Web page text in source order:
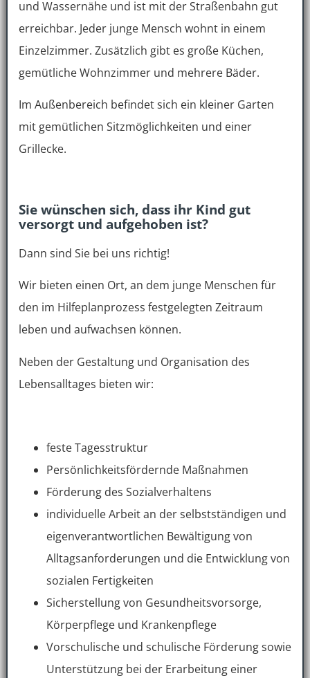
und Wassernähe und ist mit der Straßenbahn gut
erreichbar. Jeder junge Mensch wohnt in einem
Einzelzimmer. Zusätzlich gibt es große Küchen,
gemütliche Wohnzimmer und mehrere Bäder.
Im Außenbereich befindet sich ein kleiner Garten
mit gemütlichen Sitzmöglichkeiten und einer
Grillecke.
Sie wünschen sich, dass ihr Kind gut
versorgt und aufgehoben ist?
Dann sind Sie bei uns richtig!
Wir bieten einen Ort, an dem junge Menschen für
den im Hilfeplanprozess festgelegten Zeitraum
leben und aufwachsen können.
Neben der Gestaltung und Organisation des
Lebensalltages bieten wir:
feste Tagesstruktur
Persönlichkeitsfördernde Maßnahmen
Förderung des Sozialverhaltens
individuelle Arbeit an der selbstständigen und
eigenverantwortlichen Bewältigung von
Alltagsanforderungen und die Entwicklung von
sozialen Fertigkeiten
Sicherstellung von Gesundheitsvorsorge,
Körperpflege und Krankenpflege
Vorschulische und schulische Förderung sowie
Unterstützung bei der Erarbeitung einer